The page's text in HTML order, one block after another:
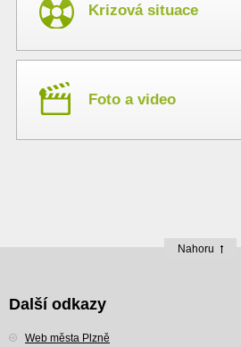
Krizová situace
Foto a video
Nahoru
Další odkazy
Web města Plzně